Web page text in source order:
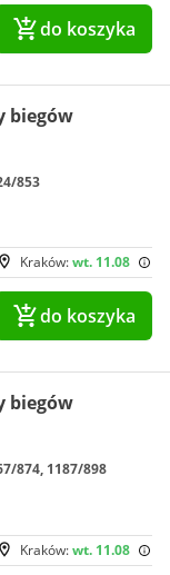
do koszyka
biegów
853
Kraków:wt. 11.08
do koszyka
biegów
874, 1187/898
Kraków:wt. 11.08